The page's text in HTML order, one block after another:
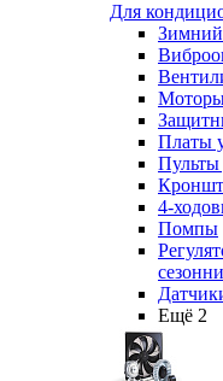
Для
Зимний
Моторы
Платы
Пульты
4-
Помпы
Ещё 2